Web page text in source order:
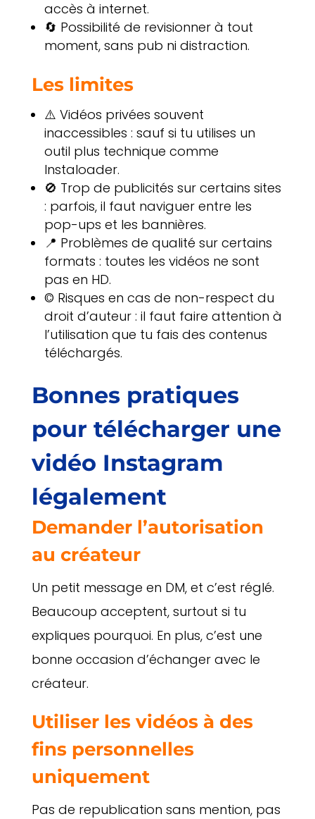
accès à internet.
🔄 Possibilité de revisionner à tout
moment, sans pub ni distraction.
Les limites
⚠️ Vidéos privées souvent
inaccessibles : sauf si tu utilises un
outil plus technique comme
Instaloader.
🚫 Trop de publicités sur certains sites
: parfois, il faut naviguer entre les
pop-ups et les bannières.
📍 Problèmes de qualité sur certains
formats : toutes les vidéos ne sont
pas en HD.
© Risques en cas de non-respect du
droit d’auteur : il faut faire attention à
l’utilisation que tu fais des contenus
téléchargés.
Bonnes pratiques
pour télécharger une
vidéo Instagram
légalement
Demander l’autorisation
au créateur
Un petit message en DM, et c’est réglé.
Beaucoup acceptent, surtout si tu
expliques pourquoi. En plus, c’est une
bonne occasion d’échanger avec le
créateur.
Utiliser les vidéos à des
fins personnelles
uniquement
Pas de republication sans mention, pas